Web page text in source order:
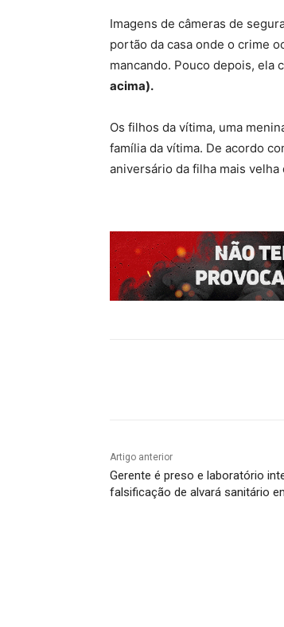
Imagens de câmeras de
portão da casa onde o crime
mancando. Pouco depois, ela
acima).
Os filhos da vítima, uma
família da vítima. De acordo
aniversário da filha mais velha
Artigo anterior
Gerente é preso e laboratório
falsificação de alvará sanitário